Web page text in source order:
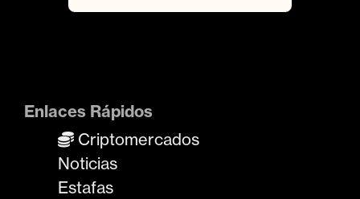
Enlaces Rápidos
Criptomercados
Noticias
Estafas